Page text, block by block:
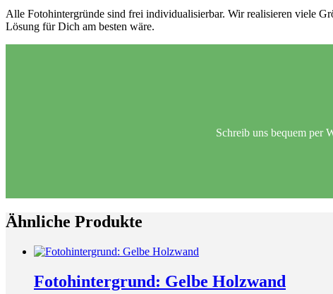
Alle Fotohintergründe sind frei individualisierbar. Wir realisieren viele
Lösung für Dich am besten wäre.
Schreib uns bequem per
Ähnliche Produkte
Fotohintergrund: Gelbe Holzwand